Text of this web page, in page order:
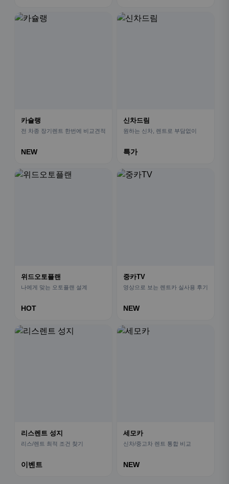
카슐랭
전 차종 장기렌트 한번에 비교견적
NEW
신차드림
원하는 신차, 렌트로 부담없이
특가
위드오토플랜
나에게 맞는 오토플랜 설계
HOT
중카TV
영상으로 보는 렌트카 실사용 후기
NEW
리스렌트 성지
리스/렌트 최적 조건 찾기
이벤트
세모카
신차/중고차 렌트 통합 비교
NEW